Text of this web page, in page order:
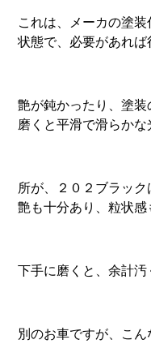
これは、メーカの塗
状態で、必要があれば
艶が鈍かったり、塗
磨くと平滑で滑らかな
所が、２０２ブラッ
艶も十分あり、粒状感
下手に磨くと、余計汚
別のお車ですが、こ